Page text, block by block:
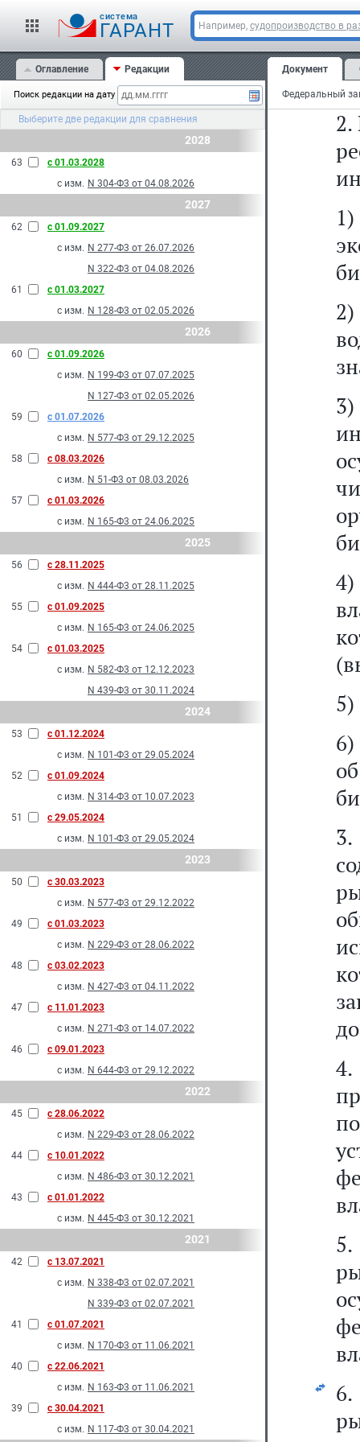
cистема
ГАРАНТ Например, судопроизводство в
Оглавление Редакции
Поиск редакции на дату
Выберите две редакции для сравнения
2028
63
с 01.03.2028
с изм. N 304-Ф3 от 04.08.2026
2027
62
с 01.09.2027
с изм. N 277-Ф3 от 26.07.2026
N 322-Ф3 от 04.08.2026
61
с 01.03.2027
с изм. N 128-Ф3 от 02.05.2026
2026
60
с 01.09.2026
с изм. N 199-Ф3 от 07.07.2025
N 127-Ф3 от 02.05.2026
59
с 01.07.2026
с изм. N 577-Ф3 от 29.12.2025
58
с 08.03.2026
с изм. N 51-Ф3 от 08.03.2026
57
с 01.03.2026
с изм. N 165-Ф3 от 24.06.2025
2025
56
с 28.11.2025
с изм. N 444-Ф3 от 28.11.2025
55
с 01.09.2025
с изм. N 165-Ф3 от 24.06.2025
54
с 01.03.2025
с изм. N 582-Ф3 от 12.12.2023
N 439-Ф3 от 30.11.2024
2024
53
с 01.12.2024
с изм. N 101-Ф3 от 29.05.2024
52
с 01.09.2024
с изм. N 314-Ф3 от 10.07.2023
51
с 29.05.2024
с изм. N 101-Ф3 от 29.05.2024
2023
50
с 30.03.2023
с изм. N 577-Ф3 от 29.12.2022
49
с 01.03.2023
с изм. N 229-Ф3 от 28.06.2022
48
с 03.02.2023
с изм. N 427-Ф3 от 04.11.2022
47
с 11.01.2023
с изм. N 271-Ф3 от 14.07.2022
46
с 09.01.2023
с изм. N 644-Ф3 от 29.12.2022
2022
45
с 28.06.2022
с изм. N 229-Ф3 от 28.06.2022
44
с 10.01.2022
с изм. N 486-Ф3 от 30.12.2021
43
с 01.01.2022
с изм. N 445-Ф3 от 30.12.2021
2021
42
с 13.07.2021
с изм. N 338-Ф3 от 02.07.2021
N 339-Ф3 от 02.07.2021
41
с 01.07.2021
с изм. N 170-Ф3 от 11.06.2021
40
с 22.06.2021
с изм. N 163-Ф3 от 11.06.2021
39
с 30.04.2021
с изм. N 117-Ф3 от 30.04.2021
Документ
и
2.
5)